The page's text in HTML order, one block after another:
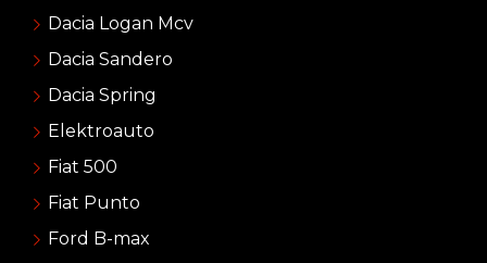
Dacia Logan Mcv
Dacia Sandero
Dacia Spring
Elektroauto
Fiat 500
Fiat Punto
Ford B-max